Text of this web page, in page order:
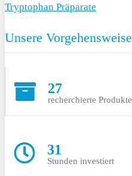
Tryptophan Präparate
Unsere Vorgehensweise
27
recherchierte Produkte
31
Stunden investiert